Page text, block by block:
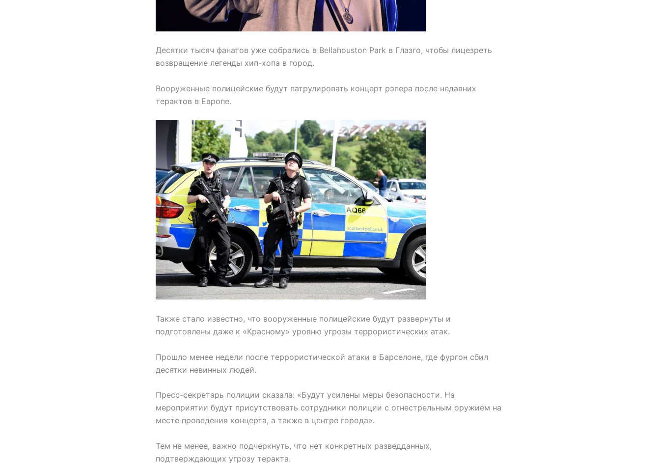
Десятки тысяч фанатов уже собрались в Bellahouston Park в Глазго, чтобы лицезреть
возвращение легенды хип-хопа в город.
Вооруженные полицейские будут патрулировать концерт рэпера после недавних
терактов в Европе.
Также стало известно, что вооруженные полицейские будут развернуты и
подготовлены даже к «Красному» уровню угрозы террористических атак.
Прошло менее недели после террористической атаки в Барселоне, где фургон сбил
десятки невинных людей.
Пресс-секретарь полиции сказала: «Будут усилены меры безопасности. На
мероприятии будут присутствовать сотрудники полиции с огнестрельным оружием на
месте проведения концерта, а также в центре города».
Тем не менее, важно подчеркнуть, что нет конкретных разведданных,
подтверждающих угрозу теракта.